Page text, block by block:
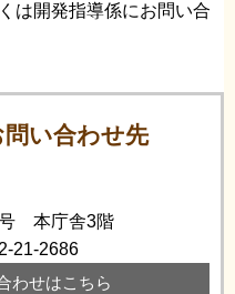
は開発指導係にお問い合
い合わせ先
本庁舎3階
21-2686
わせはこちら